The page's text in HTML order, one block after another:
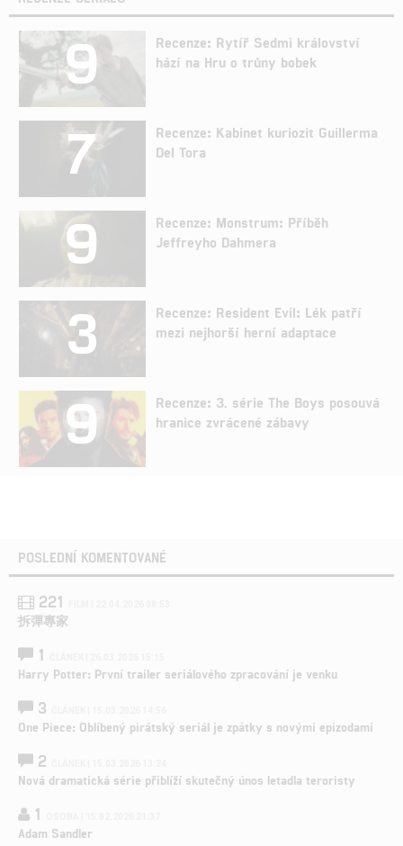
9
Recenze: Rytíř Sedmi království
hází na Hru o trůny bobek
7
Recenze: Kabinet kuriozit Guillerma
Del Tora
9
Recenze: Monstrum: Příběh
Jeffreyho Dahmera
3
Recenze: Resident Evil: Lék patří
mezi nejhorší herní adaptace
9
Recenze: 3. série The Boys posouvá
hranice zvrácené zábavy
POSLEDNÍ KOMENTOVANÉ
221
拆彈專家
1
Harry Potter: První trailer seriálového zpracování je venku
3
One Piece: Oblíbený pirátský seriál je zpátky s novými epizodami
2
Nová dramatická série přiblíží skutečný únos letadla teroristy
1
Adam Sandler